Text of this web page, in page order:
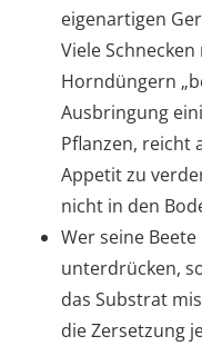
eigenartigen
Viele
Horndüngern
Ausbringung
Pflanzen, reicht
Appetit zu
nicht in den
Wer seine
unterdrücken,
das Substrat
die Zersetzung